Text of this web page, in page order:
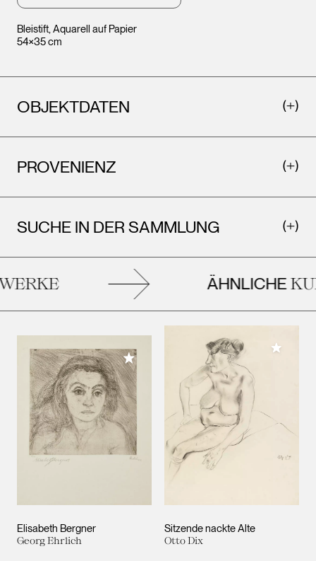
Bleistift, Aquarell auf Papier
54×35 cm
OBJEKTDATEN
PROVENIENZ
SUCHE IN DER SAMMLUNG
ÄHNLICHE
Elisabeth Bergner
Georg Ehrlich
Meiner Sammlung hinzufügen
Sitzende nackte Alte
Otto Dix
Meiner